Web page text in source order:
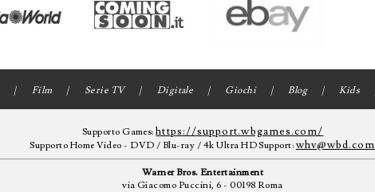
Film Serie TV Digitale Giochi Blog Kids
Supporto Games:https://support.wbgames.com/
Supporto Home Video - DVD / Blu-ray / 4k Ultra HD Support:whv@wbd.com
Warner Bros. Entertainment
via Giacomo Puccini, 6 - 00198 Roma